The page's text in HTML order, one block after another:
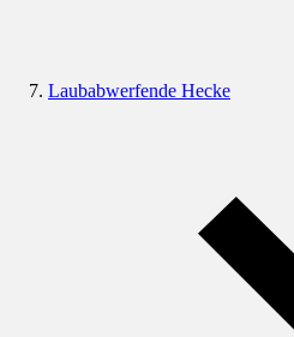
Laubabwerfende Hecke